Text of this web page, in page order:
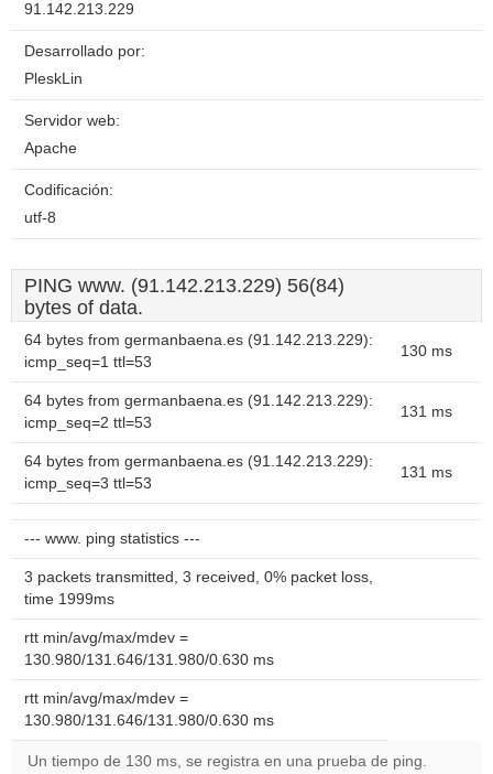
91.142.213.229
Desarrollado por:
PleskLin
Servidor web:
Apache
Codificación:
utf-8
PING www. (91.142.213.229) 56(84)
bytes of data.
64 bytes from germanbaena.es (91.142.213.229):
icmp_seq=1 ttl=53
130 ms
64 bytes from germanbaena.es (91.142.213.229):
icmp_seq=2 ttl=53
131 ms
64 bytes from germanbaena.es (91.142.213.229):
icmp_seq=3 ttl=53
131 ms
--- www. ping statistics ---
3 packets transmitted, 3 received, 0% packet loss,
time 1999ms
rtt min/avg/max/mdev =
130.980/131.646/131.980/0.630 ms
rtt min/avg/max/mdev =
130.980/131.646/131.980/0.630 ms
Un tiempo de 130 ms, se registra en una prueba de ping.